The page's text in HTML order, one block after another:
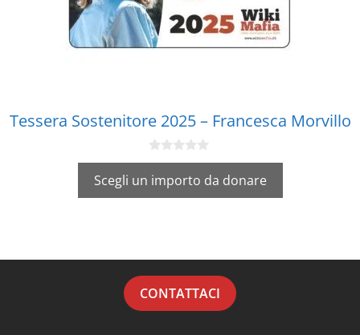
Tessera Sostenitore 2025 – Francesca Morvillo
0
s
u
Scegli un importo da donare
CONTATTACI